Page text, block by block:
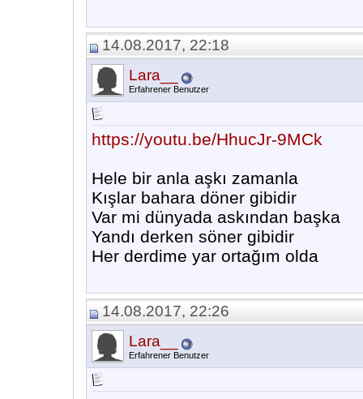
14.08.2017, 22:18
Lara__
Erfahrener Benutzer
https://youtu.be/HhucJr-9MCk
Hele bir anla aşkı zamanla
Kışlar bahara döner gibidir
Var mi dünyada askından başka
Yandı derken söner gibidir
Her derdime yar ortağım olda
14.08.2017, 22:26
Lara__
Erfahrener Benutzer